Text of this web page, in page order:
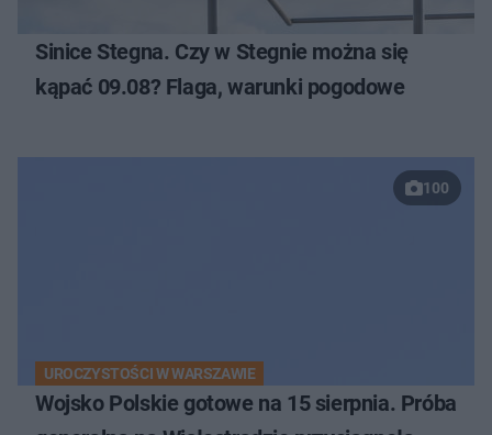
Sinice Stegna. Czy w Stegnie można się
kąpać 09.08? Flaga, warunki pogodowe
100
UROCZYSTOŚCI W WARSZAWIE
Wojsko Polskie gotowe na 15 sierpnia. Próba